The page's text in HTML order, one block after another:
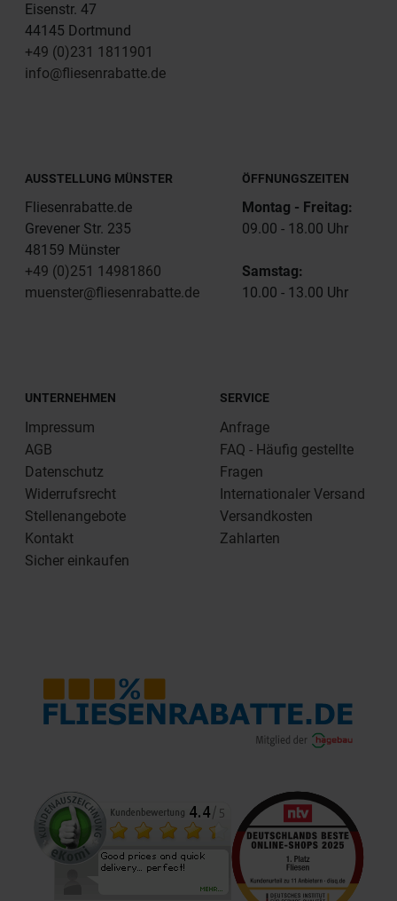
Eisenstr. 47
44145 Dortmund
+49 (0)231 1811901
info@fliesenrabatte.de
AUSSTELLUNG MÜNSTER
Fliesenrabatte.de
Grevener Str. 235
48159 Münster
+49 (0)251 14981860
muenster@fliesenrabatte.de
ÖFFNUNGSZEITEN
Montag - Freitag:
09.00 - 18.00 Uhr
Samstag:
10.00 - 13.00 Uhr
UNTERNEHMEN
Impressum
AGB
Datenschutz
Widerrufsrecht
Stellenangebote
Kontakt
Sicher einkaufen
SERVICE
Anfrage
FAQ - Häufig gestellte
Fragen
Internationaler Versand
Versandkosten
Zahlarten